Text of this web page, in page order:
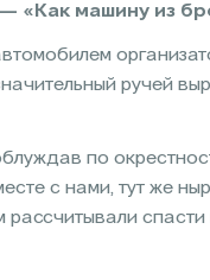
«Как машину из
ручей
по
с нами, тут же